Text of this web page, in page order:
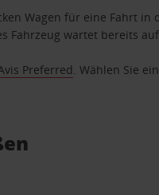
Wagen für eine Fahrt in
Fahrzeug wartet bereits auf
Preferred. Wählen Sie